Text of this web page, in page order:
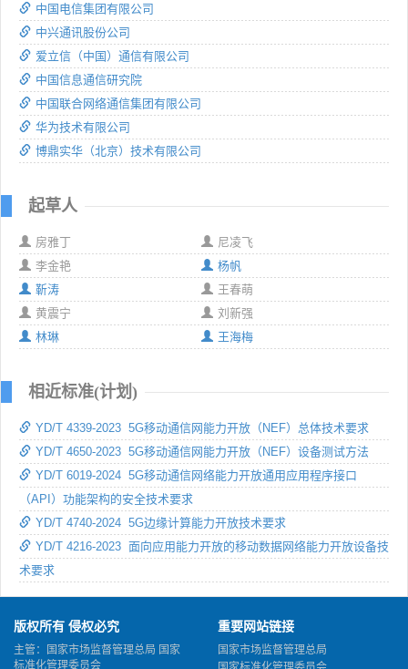
中国电信集团有限公司
中兴通讯股份公司
爱立信（中国）通信有限公司
中国信息通信研究院
中国联合网络通信集团有限公司
华为技术有限公司
博鼎实华（北京）技术有限公司
起草人
房雅丁
尼凌飞
李金艳
杨帆
靳涛
王春萌
黄震宁
刘新强
林琳
王海梅
相近标准(计划)
YD/T 4339-2023 5G移动通信网能力开放（NEF）总体技术要求
YD/T 4650-2023 5G移动通信网能力开放（NEF）设备测试方法
YD/T 6019-2024 5G移动通信网络能力开放通用应用程序接口
（API）功能架构的安全技术要求
YD/T 4740-2024 5G边缘计算能力开放技术要求
YD/T 4216-2023 面向应用能力开放的移动数据网络能力开放设备技
术要求
版权所有 侵权必究
主管：国家市场监督管理总局 国家
标准化管理委员会
重要网站链接
国家市场监督管理总局